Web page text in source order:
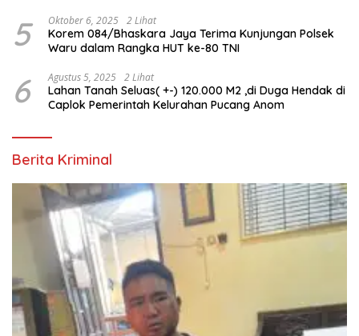
5 Oktober 6, 2025 2 Lihat
Korem 084/Bhaskara Jaya Terima Kunjungan Polsek
6 Agustus 5, 2025 2 Lihat
Lahan Tanah Seluas( +-) 120.000 M2 ,di Duga Hendak di
Caplok Pemerintah Kelurahan Pucang Anom
Berita Kriminal